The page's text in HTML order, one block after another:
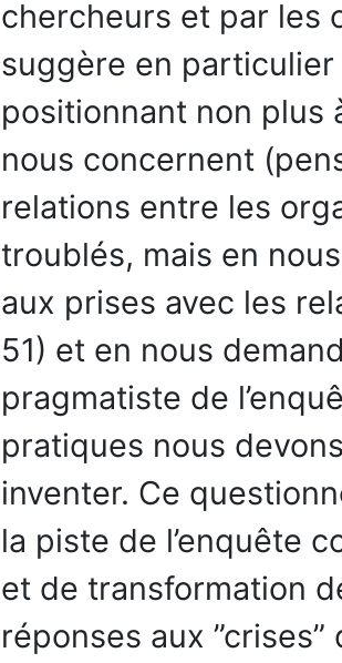
chercheurs et par les
suggère en
positionnant non plus
nous concernent
relations entre les
troublés, mais en
aux prises avec les
51) et en nous
pragmatiste de
pratiques nous
inventer. Ce
la piste de l’enquête
et de transformation
réponses aux